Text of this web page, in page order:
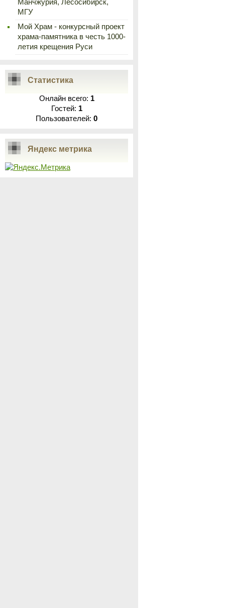
Манчжурия, Лесосибирск,
МГУ
Мой Храм - конкурсный проект
храма-памятника в честь 1000-
летия крещения Руси
Статистика
Онлайн всего: 1
Гостей: 1
Пользователей: 0
Яндекс метрика